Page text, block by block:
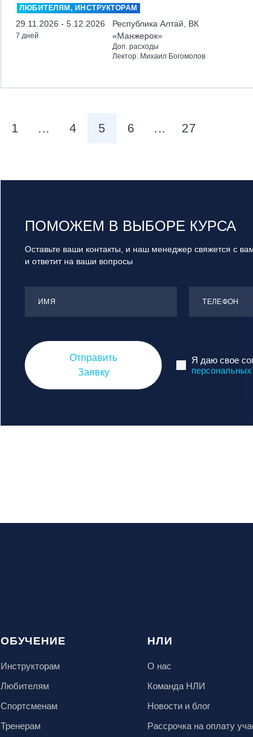
ЛЮБИТЕЛЯМ, ИНСТРУКТОРАМ
29.11.2026 - 5.12.2026
7 дней
Республика Алтай, ВК
«Манжерок»
Доп. расходы
Лектор: Михаил Богомолов
1 ... 4 5 6 ... 27
ПОМОЖЕМ В ВЫБОРЕ КУРСА
Оставьте ваши контакты, и наш менеджер свяжется с
и ответит на ваши вопросы
ИМЯ ТЕЛЕФОН
Отправить
Заявку
Я даю свое
ОБУЧЕНИЕ
Инструкторам
Любителям
Спортсменам
Тренерам
НЛИ
О нас
Команда НЛИ
Новости и блог
Рассрочка на оплату